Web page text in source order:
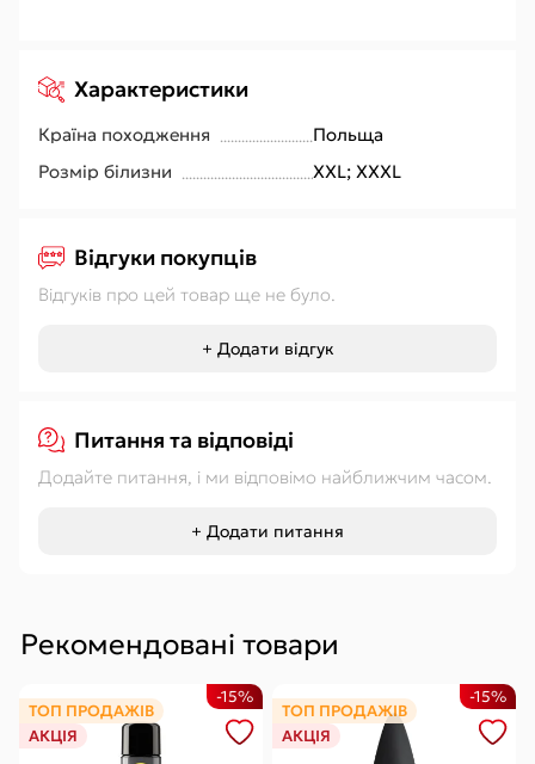
Характеристики
Країна походження
Польща
Розмір білизни
XXL; XXXL
Відгуки покупців
Відгуків про цей товар ще не було.
+ Додати відгук
Питання та відповіді
Додайте питання, і ми відповімо найближчим часом.
+ Додати питання
Рекомендовані товари
ТОП ПРОДАЖІВ
АКЦІЯ
-15%
ТОП ПРОДАЖІВ
АКЦІЯ
-15%